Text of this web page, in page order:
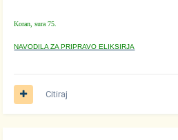
Koran, sura 75.
NAVODILA ZA PRIPRAVO ELIKSIRJA
Citiraj